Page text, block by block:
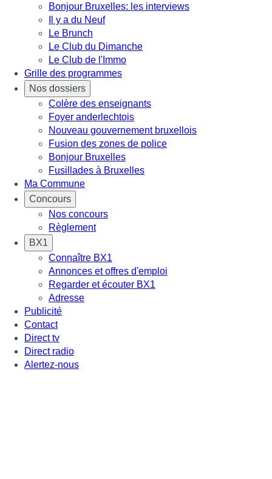
Bonjour Bruxelles: les interviews
Il y a du Neuf
Le Brunch
Le Club du Dimanche
Le Club de l'Immo
Grille des programmes
Nos dossiers
Colère des enseignants
Foyer anderlechtois
Nouveau gouvernement bruxellois
Fusion des zones de police
Bonjour Bruxelles
Fusillades à Bruxelles
Ma Commune
Concours
Nos concours
Règlement
BX1
Connaître BX1
Annonces et offres d'emploi
Regarder et écouter BX1
Adresse
Publicité
Contact
Direct tv
Direct radio
Alertez-nous